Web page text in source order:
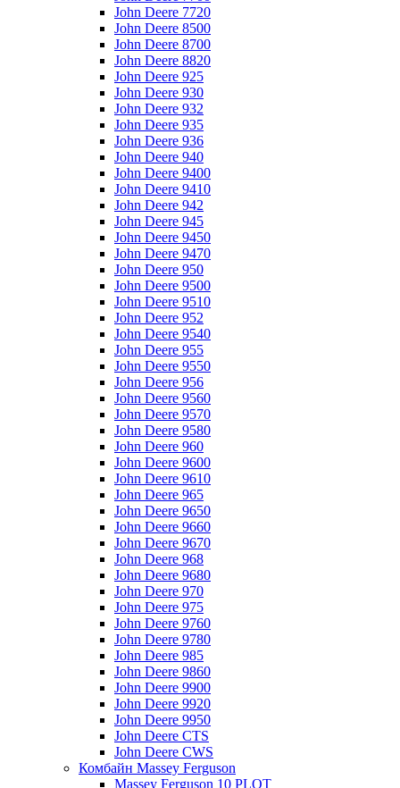
John Deere 7720
John Deere 8500
John Deere 8700
John Deere 8820
John Deere 925
John Deere 930
John Deere 932
John Deere 935
John Deere 936
John Deere 940
John Deere 9400
John Deere 9410
John Deere 942
John Deere 945
John Deere 9450
John Deere 9470
John Deere 950
John Deere 9500
John Deere 9510
John Deere 952
John Deere 9540
John Deere 955
John Deere 9550
John Deere 956
John Deere 9560
John Deere 9570
John Deere 9580
John Deere 960
John Deere 9600
John Deere 9610
John Deere 965
John Deere 9650
John Deere 9660
John Deere 9670
John Deere 968
John Deere 9680
John Deere 970
John Deere 975
John Deere 9760
John Deere 9780
John Deere 985
John Deere 9860
John Deere 9900
John Deere 9920
John Deere 9950
John Deere CTS
John Deere CWS
Комбайн Massey Ferguson
Massey Ferguson 10 PLOT